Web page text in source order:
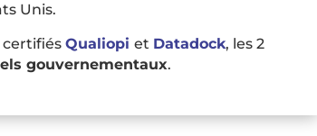
Unis.
certifiésQualiopi et Datadock, les 2
gouvernementaux.